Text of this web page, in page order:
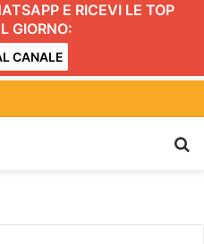
E RICEVI LE TOP
GIORNO:
CANALE
accende il barbecue